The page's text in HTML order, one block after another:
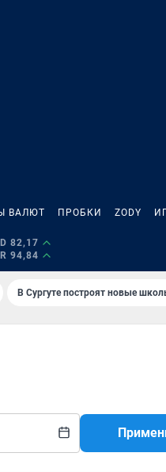
ВАЛЮТ ПРОБКИ ZODY
82,17
94,84
В Сургуте построят новые